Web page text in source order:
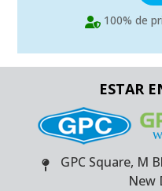
100% de
ESTAR
GPC Square, M
New